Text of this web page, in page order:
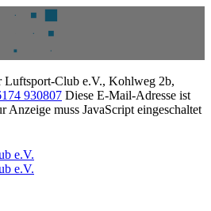
Luftsport-Club e.V., Kohlweg 2b,
930807 Diese E-Mail-Adresse ist
Anzeige muss JavaScript eingeschaltet